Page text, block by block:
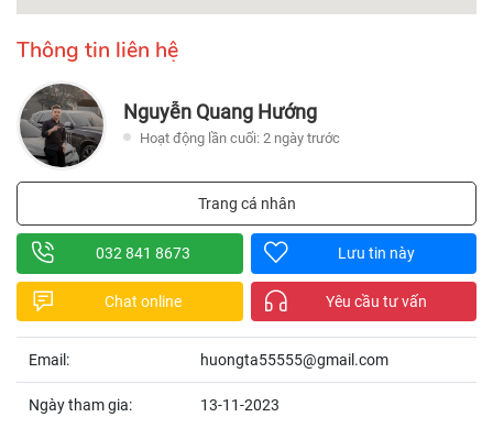
Thông tin liên hệ
Nguyễn Quang Hướng
Hoạt động lần cuối: 2 ngày trước
Trang cá nhân
032 841 8673 Lưu tin này
Chat online Yêu cầu tư vấn
Email: huongta55555@gmail.com
Ngày tham gia: 13-11-2023